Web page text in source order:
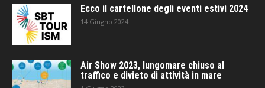
Ecco il cartellone degli eventi estivi 2024
14 Giugno 2024
Air Show 2023, lungomare chiuso al
traffico e divieto di attività in mare